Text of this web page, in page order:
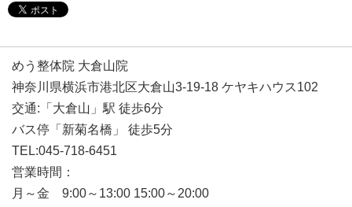
めう整体院 大倉山院
神奈川県横浜市港北区大倉山3-19-18 ケヤキハウス102
交通:「大倉山」駅 徒歩6分
バス停「新菊名橋」 徒歩5分
TEL:045-718-6451
営業時間：
月～金 9:00～13:00 15:00～20:00